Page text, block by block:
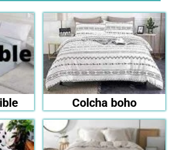
Colcha boho